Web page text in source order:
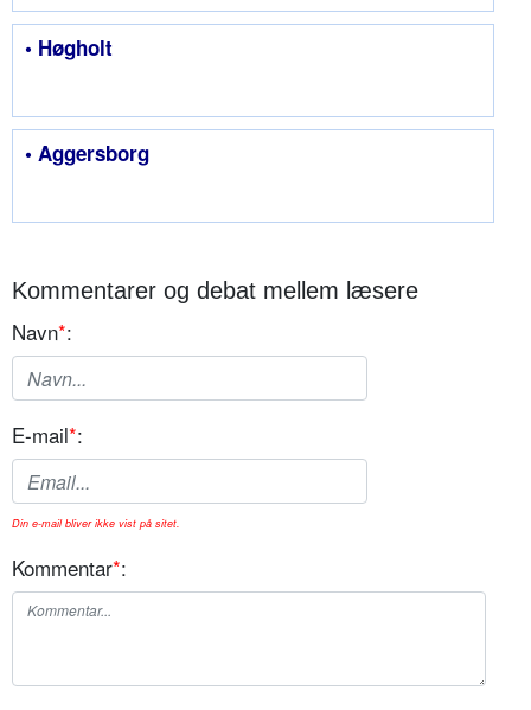
• Høgholt
• Aggersborg
Kommentarer og debat mellem læsere
Navn*:
E-mail*:
Din e-mail bliver ikke vist på sitet.
Kommentar*: